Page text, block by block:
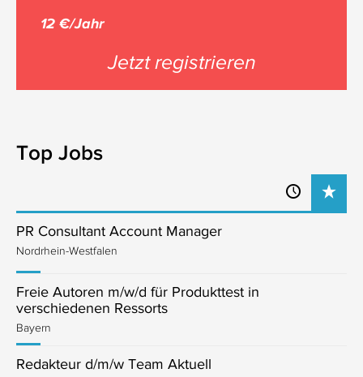
12 €/Jahr
Jetzt registrieren
Top Jobs
PR Consultant Account Manager
Nordrhein-Westfalen
Freie Autoren m/w/d für Produkttest in
verschiedenen Ressorts
Bayern
Redakteur d/m/w Team Aktuell